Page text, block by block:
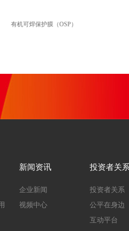
有机可焊保护膜（OSP）
新闻资讯
企业新闻
视频中心
投资者关系
投资者关系
公平在身边
互动平台